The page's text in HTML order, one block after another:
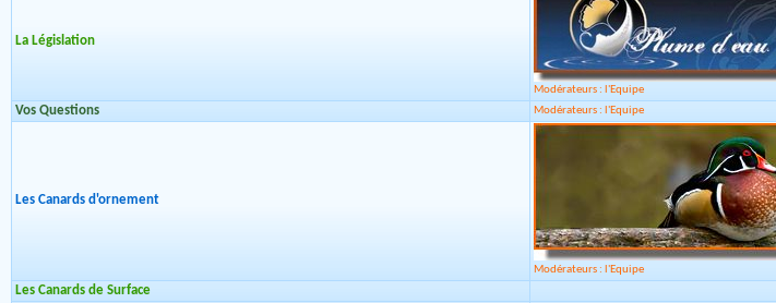
La Législation
Modérateurs : l'Equipe
Vos Questions Modérateurs : l'Equipe
Les Canards d'ornement
Modérateurs : l'Equipe
Les Canards de Surface